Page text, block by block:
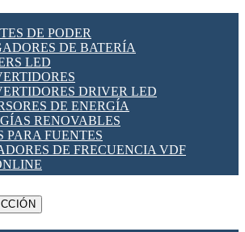
DE CABLE
IOT
WIFI
IOT
LORAWAN
RED CELULAR
REDES
(VOIP)
(CCTV)
DE PODER
DE BATERÍA
LED
DRIVER LED
DE ENERGÍA
RENOVABLES
PARA FUENTES
DE FRECUENCIA VDF